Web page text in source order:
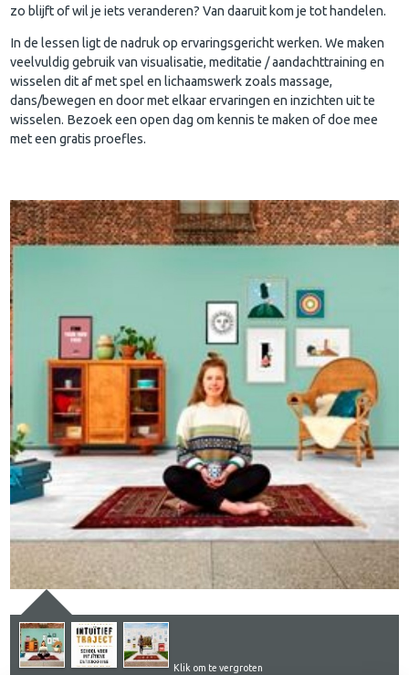
zo blijft of wil je iets veranderen? Van daaruit kom je tot handelen.
In de lessen ligt de nadruk op ervaringsgericht werken. We maken
veelvuldig gebruik van visualisatie, meditatie / aandachttraining en
wisselen dit af met spel en lichaamswerk zoals massage,
dans/bewegen en door met elkaar ervaringen en inzichten uit te
wisselen. Bezoek een open dag om kennis te maken of doe mee
met een gratis proefles.
Klik om te vergroten